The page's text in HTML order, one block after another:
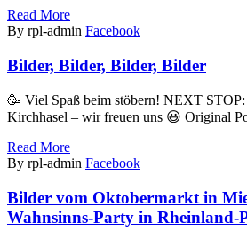
Read More
By rpl-admin Facebook
Bilder, Bilder, Bilder, Bilder
🥳 Viel Spaß beim stöbern! NEXT
Kirchhasel – wir freuen uns 😃 Original
Read More
By rpl-admin Facebook
Bilder vom Oktobermarkt in
Wahnsinns-Party in Rheinland-